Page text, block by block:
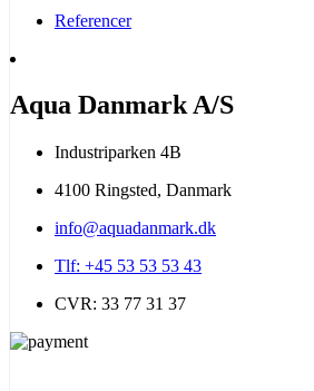
Referencer
Aqua Danmark A/S
Industriparken 4B
4100 Ringsted, Danmark
info@aquadanmark.dk
Tlf: +45 53 53 53 43
CVR: 33 77 31 37